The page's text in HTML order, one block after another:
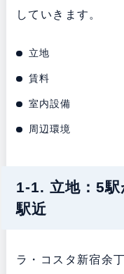
していきます。
立地
賃料
室内設備
周辺環境
1-1. 立地：5駅
駅近
ラ・コスタ新宿余